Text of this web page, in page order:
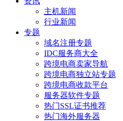
主机新闻
行业新闻
专题
域名注册专题
IDC服务商大全
跨境电商卖家导航
跨境电商独立站专题
跨境电商收款平台
服务器软件专题
热门SSL证书推荐
热门海外服务器